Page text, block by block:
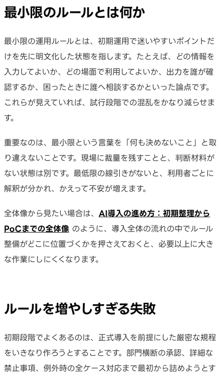
最小限のルールとは何か
最小限の運用ルールとは、初期運用で迷いやすいポイントだ
けを先に明文化した状態を指します。たとえば、どの情報を
入力してよいか、どの場面で利用してよいか、出力を誰が確
認するか、困ったときに誰へ相談するかといった論点です。
これらが見えていれば、試行段階での混乱をかなり減らせま
す。
重要なのは、最小限という言葉を「何も決めないこと」と取
り違えないことです。現場に裁量を残すことと、判断材料が
ない状態は別です。最低限の線引きがないと、利用者ごとに
解釈が分かれ、かえって不安が増えます。
全体像から見たい場合は、 AI導入の進め方：初期整理から
PoCまでの全体像 のように、導入全体の流れの中でルール
整備がどこに位置づくかを押さえておくと、必要以上に大き
な作業にしにくくなります。
ルールを増やしすぎる失敗
初期段階でよくあるのは、正式導入を前提にした厳密な規程
をいきなり作ろうとすることです。部門横断の承認、詳細な
禁止事項、例外時の全ケース対応まで最初から詰めようとす